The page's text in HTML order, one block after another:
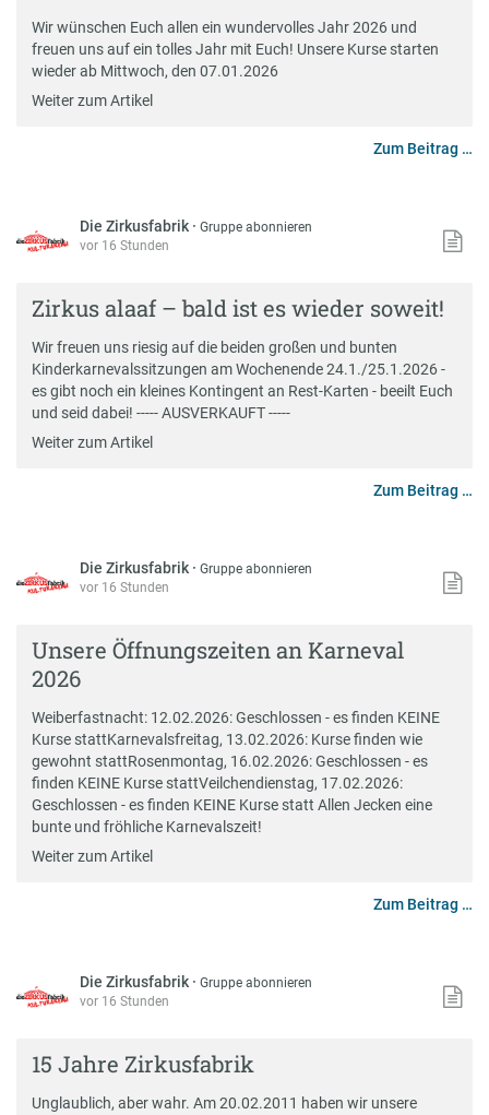
Wir wünschen Euch allen ein wundervolles Jahr 2026 und
freuen uns auf ein tolles Jahr mit Euch! Unsere Kurse starten
wieder ab Mittwoch, den 07.01.2026
Weiter zum Artikel
Zum Beitrag …
Die Zirkusfabrik ·Gruppe abonnieren
vor 16 Stunden
Zirkus alaaf – bald ist es wieder soweit!
Wir freuen uns riesig auf die beiden großen und bunten
Kinderkarnevalssitzungen am Wochenende 24.1./25.1.2026 -
es gibt noch ein kleines Kontingent an Rest-Karten - beeilt Euch
und seid dabei! ----- AUSVERKAUFT -----
Weiter zum Artikel
Zum Beitrag …
Die Zirkusfabrik ·Gruppe abonnieren
vor 16 Stunden
Unsere Öffnungszeiten an Karneval
2026
Weiberfastnacht: 12.02.2026: Geschlossen - es finden KEINE
Kurse stattKarnevalsfreitag, 13.02.2026: Kurse finden wie
gewohnt stattRosenmontag, 16.02.2026: Geschlossen - es
finden KEINE Kurse stattVeilchendienstag, 17.02.2026:
Geschlossen - es finden KEINE Kurse statt Allen Jecken eine
bunte und fröhliche Karnevalszeit!
Weiter zum Artikel
Zum Beitrag …
Die Zirkusfabrik ·Gruppe abonnieren
vor 16 Stunden
15 Jahre Zirkusfabrik
Unglaublich, aber wahr. Am 20.02.2011 haben wir unsere